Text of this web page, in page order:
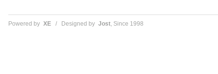
Powered by XE/ Designed by Jost, Since 1998